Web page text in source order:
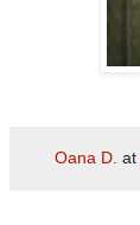
Oana D. at